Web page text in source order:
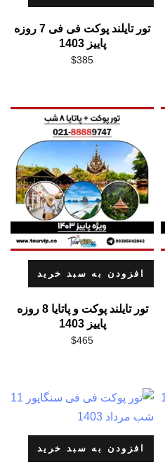
تور تایلند پوکت فی فی 7 روزه
پاییز 1403
$385
افزودن به سبد خرید
تور تایلند پوکت و پاتایا 8 روزه
پاییز 1403
$465
افزودن به سبد خرید